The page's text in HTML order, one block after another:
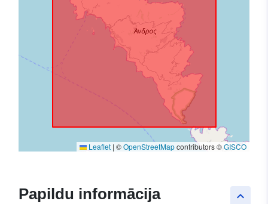
Leaflet | ©OpenStreetMapcontributors ©GISCO
keyboard_arrow_up
Papildu informācija